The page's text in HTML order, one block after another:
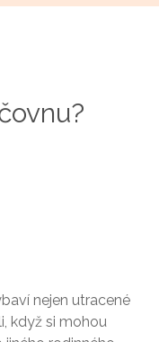
nejen utracené
když si mohou